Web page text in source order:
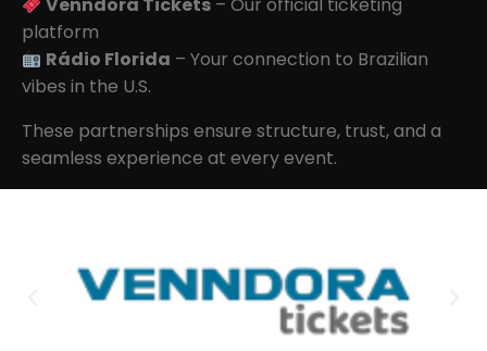
platform
Rádio Florida – Your connection to Brazilian
vibes in the U.S.
These partnerships ensure structure, trust, and a
seamless experience at every event.